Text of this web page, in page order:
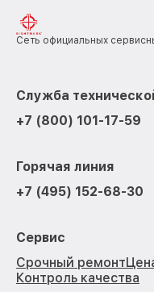
Сеть официальных
Служба
+7 (800) 101-17-59
Горячая линия
+7 (495) 152-68-30
Сервис
Срочный ремонт
Контроль качества